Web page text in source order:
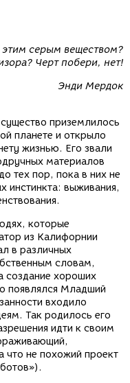
серым веществом?
Черт побери, нет!
Энди Мердок
приземлилось
планете и открыло
жизнью. Его звали
материалов
тех пор, пока в них не
инстинкта: выживания,
которые
из Калифорнии
в различных
словам,
создание хороших
появлялся Младший
входило
Так родилось его
идти к своим
что не похожий проект